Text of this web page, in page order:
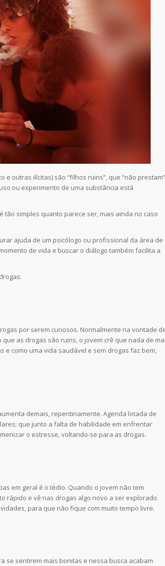
outras ilícitas) são “filhos ruins”, que “não prestam”
ou experimento de uma substância está
simples quanto parece ser, mais ainda no caso
ajuda de um psicólogo ou profissional da área de
de vida e buscar o diálogo também facilita a
por serem curiosos. Normalmente na vontade
as drogas são ruins, o jovem crê que nada de
e como uma vida saudável e sem drogas faz bem,
demais, repentinamente. Agenda lotada de
que junto a falta de habilidade em enfrentar
o estresse, voltando-se para as drogas.
em geral é o tédio. Quando o jovem não tem
rápido e vê nas drogas algo novo a ser explorado.
para que não fique com muito tempo livre.
se sentirem mais bonitas e nessa busca acabam